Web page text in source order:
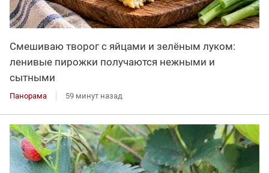
Смешиваю творог с яйцами и зелёным луком:
ленивые пирожки получаются нежными и
сытными
Панорама 59 минут назад